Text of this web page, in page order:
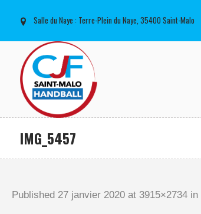
Salle du Naye : Terre-Plein du Naye, 35400 Saint-Malo
IMG_5457
Published 27 janvier 2020 at 3915×2734 in